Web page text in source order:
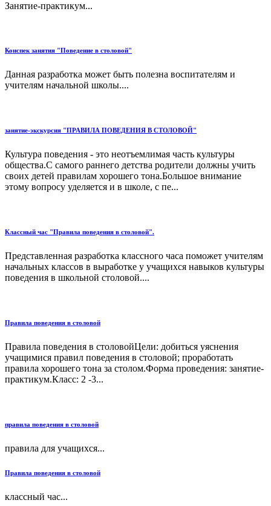
Занятие-практикум...
Конспек занятия "Поведение в столовой"
Данная разработка может быть полезна воспитателям и
учителям начальной школы....
занятие-экскурсия "ПРАВИЛА ПОВЕДЕНИЯ В СТОЛОВОЙ"
Культура поведения - это неотъемлимая часть культуры
общества.С самого раннего детства родители должны учить
своих детей правилам хорошего тона.Большое внимание
этому вопросу уделяется и в школе, с пе...
Классный час "Правила поведения в столовой".
Представленная разработка классного часа поможет учителям
начальных классов в выработке у учащихся навыков культуры
поведения в школьной столовой....
Правила поведения в столовой
Правила поведения в столовойЦели: добиться уяснения
учащимися правил поведения в столовой; проработать
правила хорошего тона за столом.Форма проведения: занятие-
практикум.Класс: 2 -3...
правила поведения в столовой
правила для учащихся...
Правила поведения в столовой
классный час...